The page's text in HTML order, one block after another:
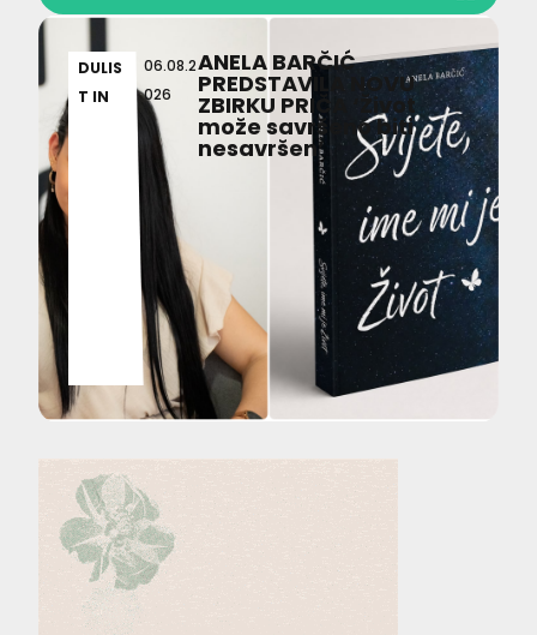
DULIS
T IN
06.08.2
026
ANELA BARČIĆ
PREDSTAVILA NOVU
ZBIRKU PRIČA ‘Život
može savršeno biti
nesavršen’